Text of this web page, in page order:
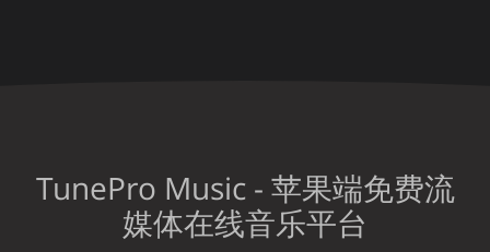
TunePro Music - 苹果端免费流
媒体在线音乐平台